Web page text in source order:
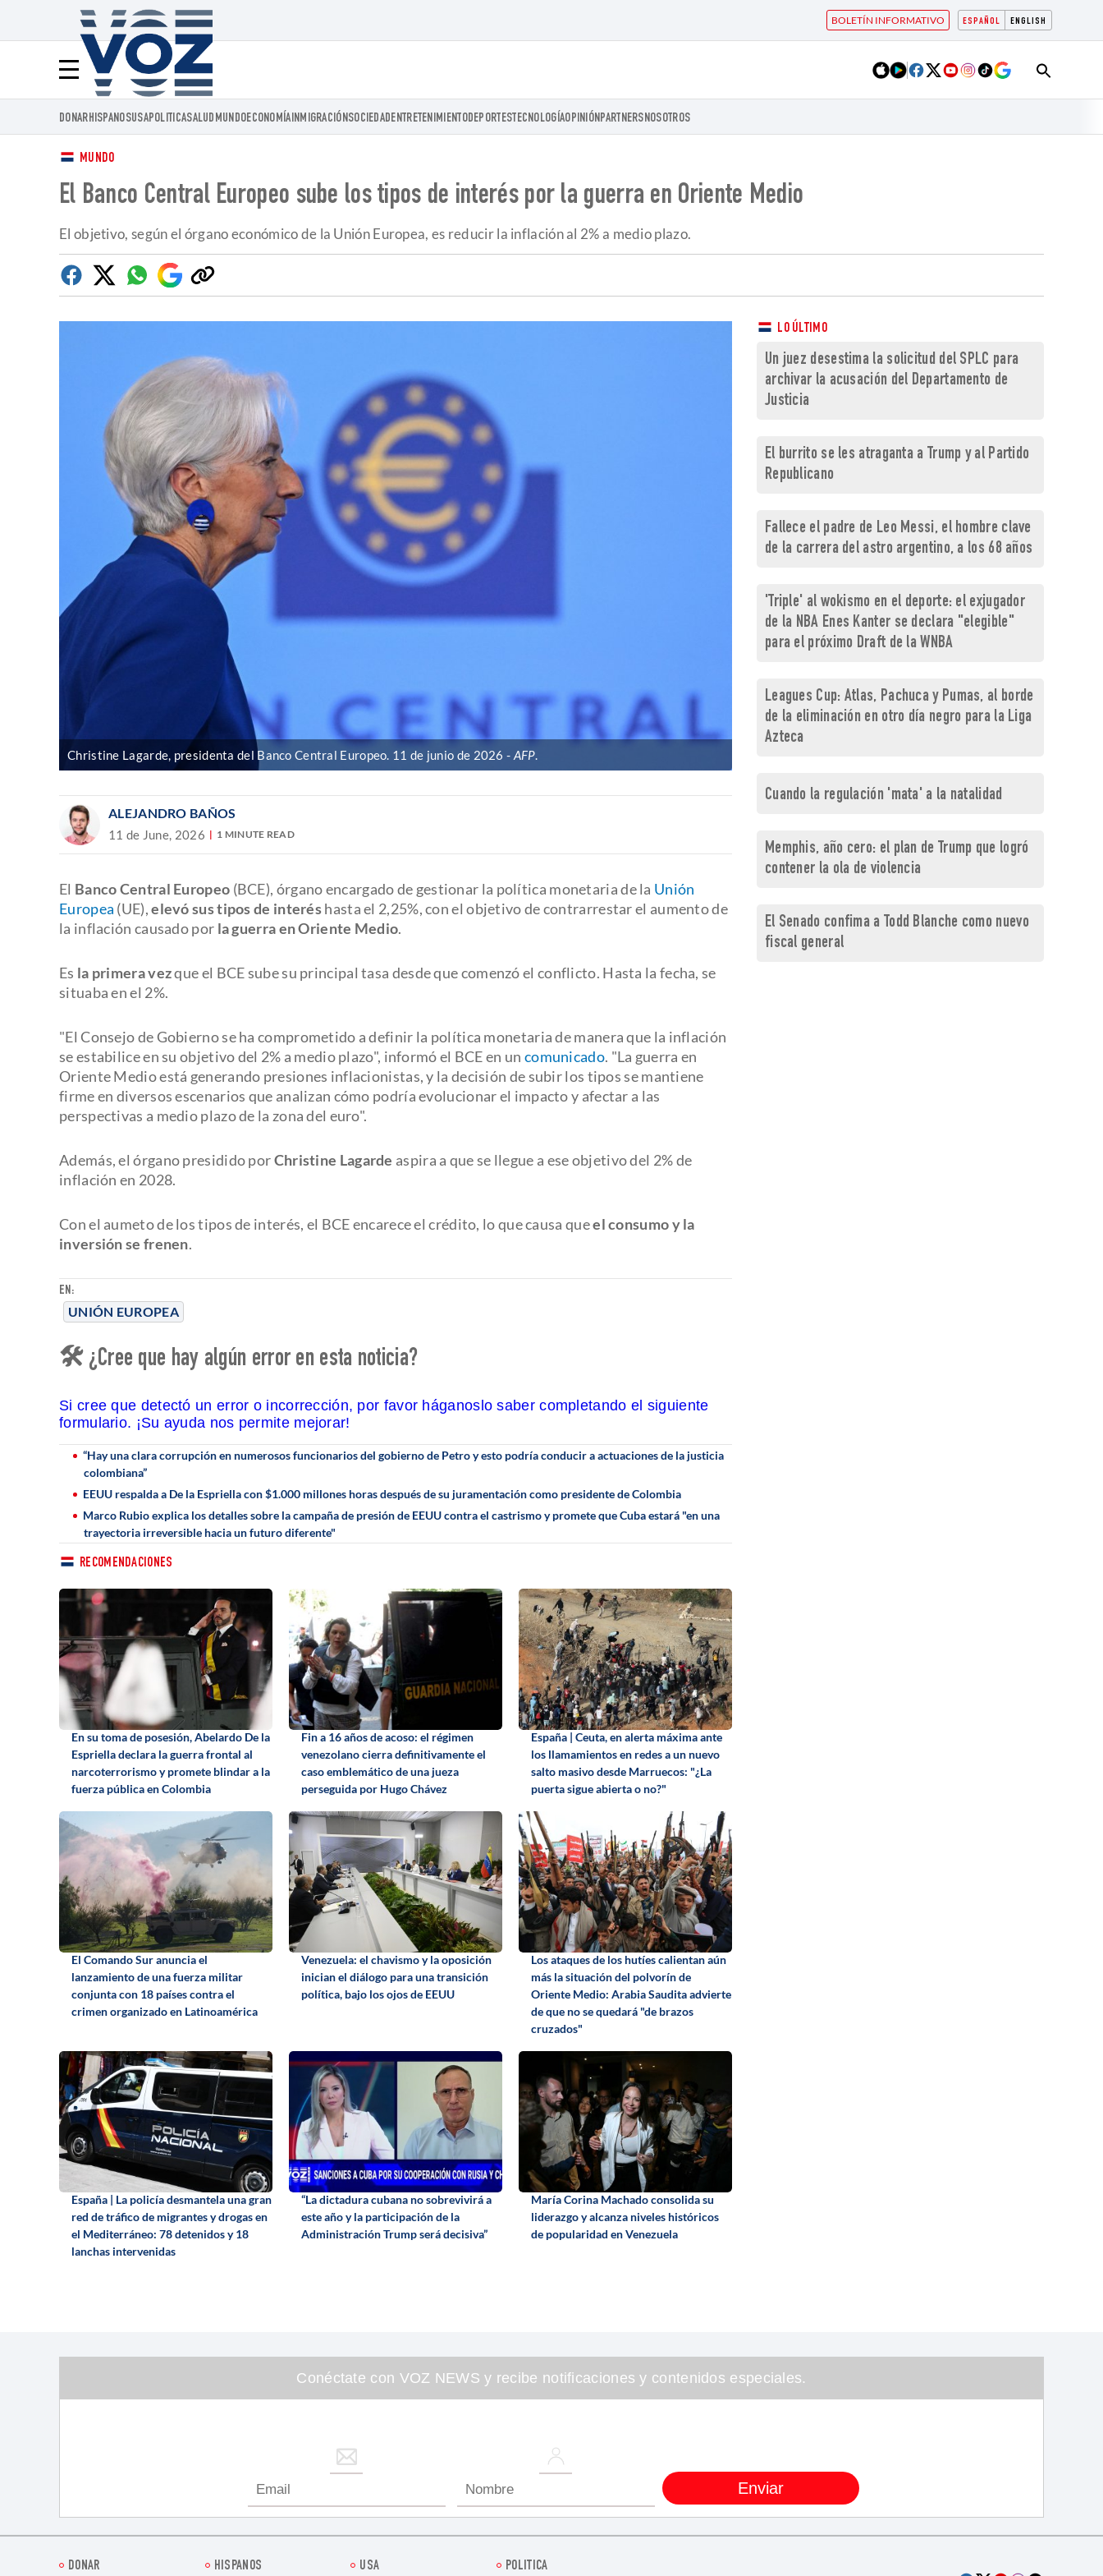
ESPAÑOL ENGLISH
BOLETÍN INFORMATIVO
Menú
Voz.us
DONARHISPANOSUSAPOLITICASALUD MUNDOECONOMÍAINMIGRACIÓNSOCIEDADENTRETENIMIENTODEPORTESTECNOLOGÍAOPINIÓNPARTNERSNOSOTROS
MUNDO
El Banco Central Europeo sube los tipos de interés por la guerra en Oriente Medio
El objetivo, según el órgano económico de la Unión Europea, es reducir la inflación al 2% a medio plazo.
Facebook
TwitterWhatsapp
Google
Discover
Copiar
enlace
Christine Lagarde, presidenta del Banco Central Europeo. 11 de junio de 2026 AFP.
ALEJANDRO BAÑOS
11 de June, 2026 1 MINUTE READ
EN:
UNIÓN EUROPEA
El Banco Central Europeo (BCE), órgano encargado de gestionar la política monetaria de la Unión
Europea (UE),elevó sus tipos de interéshasta el 2,25%, con el objetivo de contrarrestar el aumento de
la inflación causado por la guerra en Oriente Medio.
Es la primera vezque el BCE sube su principal tasa desde que comenzó el conflicto. Hasta la fecha, se
situaba en el 2%.
"El Consejo de Gobierno se ha comprometido a definir la política monetaria de manera que la inflación
se estabilice en su objetivo del 2% a medio plazo", informó el BCE en un comunicado. "La guerra en
Oriente Medio está generando presiones inflacionistas, y la decisión de subir los tipos se mantiene
firme en diversos escenarios que analizan cómo podría evolucionar el impacto y afectar a las
perspectivas a medio plazo de la zona del euro".
Además, el órgano presidido porChristine Lagarde aspira a que se llegue a ese objetivo del 2% de
inflación en 2028.
Con el aumeto de los tipos de interés, el BCE encarece el crédito, lo que causa queel consumo y la
inversión se frenen.
🛠 ¿Cree que hay algún error en esta noticia?
Si cree que detectó un error o incorrección, por favor háganoslo saber completando el siguiente
formulario. ¡Su ayuda nos permite mejorar!
“Hay una clara corrupción en numerosos funcionarios del gobierno de Petro y esto podría conducir a actuaciones de la justicia
colombiana”
EEUU respalda a De la Espriella con $1.000 millones horas después de su juramentación como presidente de Colombia
Marco Rubio explica los detalles sobre la campaña de presión de EEUU contra el castrismo y promete que Cuba estará "en una
trayectoria irreversible hacia un futuro diferente"
RECOMENDACIONES
En su toma de posesión, Abelardo De la
Espriella declara la guerra frontal al
narcoterrorismo y promete blindar a la
fuerza pública en Colombia
Fin a 16 años de acoso: el régimen
venezolano cierra definitivamente el
caso emblemático de una jueza
perseguida por Hugo Chávez
España | Ceuta, en alerta máxima ante
los llamamientos en redes a un nuevo
salto masivo desde Marruecos: "¿La
puerta sigue abierta o no?"
El Comando Sur anuncia el
lanzamiento de una fuerza militar
conjunta con 18 países contra el
crimen organizado en Latinoamérica
Venezuela: el chavismo y la oposición
inician el diálogo para una transición
política, bajo los ojos de EEUU
Los ataques de los hutíes calientan aún
más la situación del polvorín de
Oriente Medio: Arabia Saudita advierte
de que no se quedará "de brazos
cruzados"
España | La policía desmantela una gran
red de tráfico de migrantes y drogas en
el Mediterráneo: 78 detenidos y 18
lanchas intervenidas
“La dictadura cubana no sobrevivirá a
este año y la participación de la
Administración Trump será decisiva”
María Corina Machado consolida su
liderazgo y alcanza niveles históricos
de popularidad en Venezuela
LO ÚLTIMO
Un juez desestima la solicitud del SPLC para
archivar la acusación del Departamento de
Justicia
El burrito se les atraganta a Trump y al Partido
Republicano
Fallece el padre de Leo Messi, el hombre clave
de la carrera del astro argentino, a los 68 años
'Triple' al wokismo en el deporte: el exjugador
de la NBA Enes Kanter se declara "elegible"
para el próximo Draft de la WNBA
Leagues Cup: Atlas, Pachuca y Pumas, al borde
de la eliminación en otro día negro para la Liga
Azteca
Cuando la regulación 'mata' a la natalidad
Memphis, año cero: el plan de Trump que logró
contener la ola de violencia
El Senado confima a Todd Blanche como nuevo
fiscal general
Conéctate con VOZ NEWS y recibe notificaciones y contenidos especiales.
DONAR HISPANOS USA POLITICA